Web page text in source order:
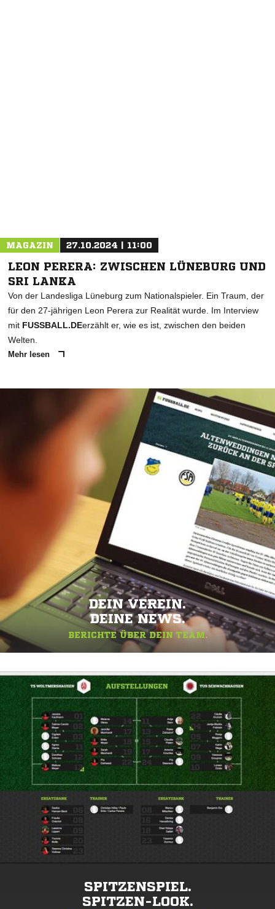
MAGAZIN 27.10.2024 | 11:00
LEON PERERA: ZWISCHEN LÜNEBURG UND
SRI LANKA
Von der Landesliga Lüneburg zum Nationalspieler. Ein Traum, der
für den 27-jährigen Leon Perera zur Realität wurde. Im Interview
mit FUSSBALL.DEerzählt er, wie es ist, zwischen den beiden
Welten.
Mehr lesen
DEIN VEREIN.
DEINE NEWS.
BERICHTE ÜBER DEIN TEAM.
SPITZENSPIEL.
SPITZEN-LOOK.